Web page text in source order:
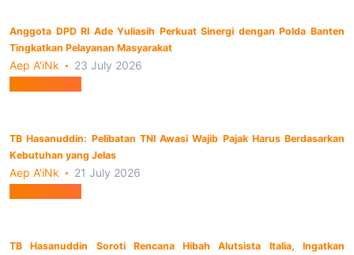
Anggota DPD RI Ade Yuliasih Perkuat Sinergi dengan Polda Banten
Tingkatkan Pelayanan Masyarakat
Aep A'iNk 23 July 2026
Berita Utama
TB Hasanuddin: Pelibatan TNI Awasi Wajib Pajak Harus Berdasarkan
Kebutuhan yang Jelas
Aep A'iNk 21 July 2026
Berita Utama
TB Hasanuddin Soroti Rencana Hibah Alutsista Italia, Ingatkan